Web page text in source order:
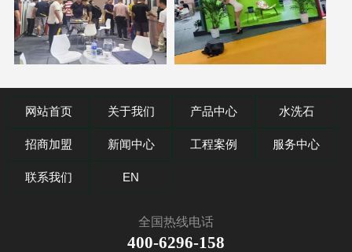
网站首页 关于我们 产品中心 水洗石
招商加盟 新闻中心 工程案例 服务中心
联系我们 EN
全国热线电话
400-6296-158